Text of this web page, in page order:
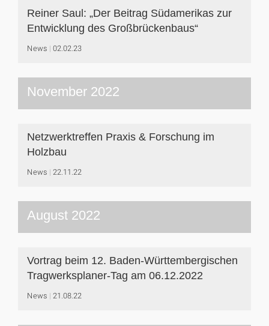
Reiner Saul: „Der Beitrag Südamerikas zur
Entwicklung des Großbrückenbaus“
News 02.02.23
November 2022
Netzwerktreffen Praxis & Forschung im
Holzbau
News 22.11.22
August 2022
Vortrag beim 12. Baden-Württembergischen
Tragwerksplaner-Tag am 06.12.2022
News 21.08.22